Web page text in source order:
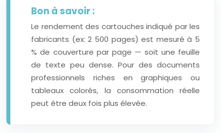
Bon à savoir :
Le rendement des cartouches indiqué par les
fabricants (ex: 2 500 pages) est mesuré à 5
% de couverture par page — soit une feuille
de texte peu dense. Pour des documents
professionnels riches en graphiques ou
tableaux colorés, la consommation réelle
peut être deux fois plus élevée.